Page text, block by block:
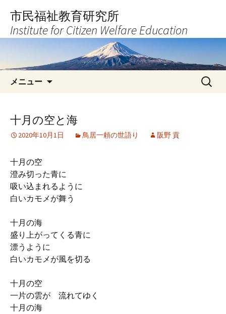
へ
キ
市民福祉教育研究所
Institute for Citizen Welfare Education
メニュー
検
索:
十月の空と海
2020年10月1日 鳥居一頼の世語り 阪野 貢
十月の空
澄み切った青に
吸い込まれるように
白いカモメが舞う
十月の海
盛り上がってくる青に
漂うように
白いカモメが風を切る
十月の空
一片の雲が 流れてゆく
十月の海